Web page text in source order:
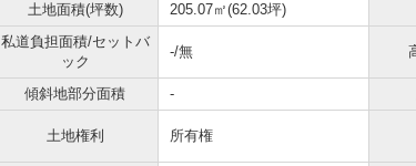
土地面積(坪数)
205.07㎡(62.03坪)
私道負担面積/セットバ
ック
-/無
傾斜地部分面積 -
土地権利 所有権